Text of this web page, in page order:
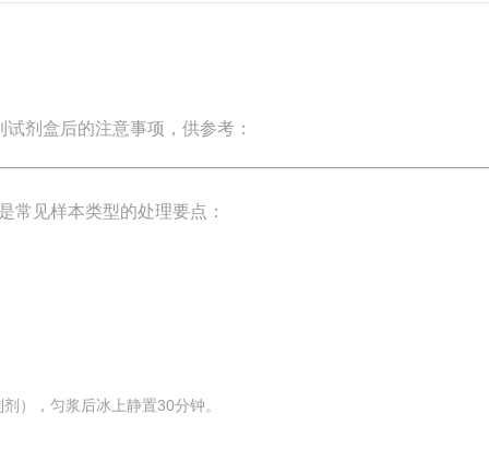
剂盒后的注意事项，供参考：
常见样本类型的处理要点：
），匀浆后冰上静置30分钟。